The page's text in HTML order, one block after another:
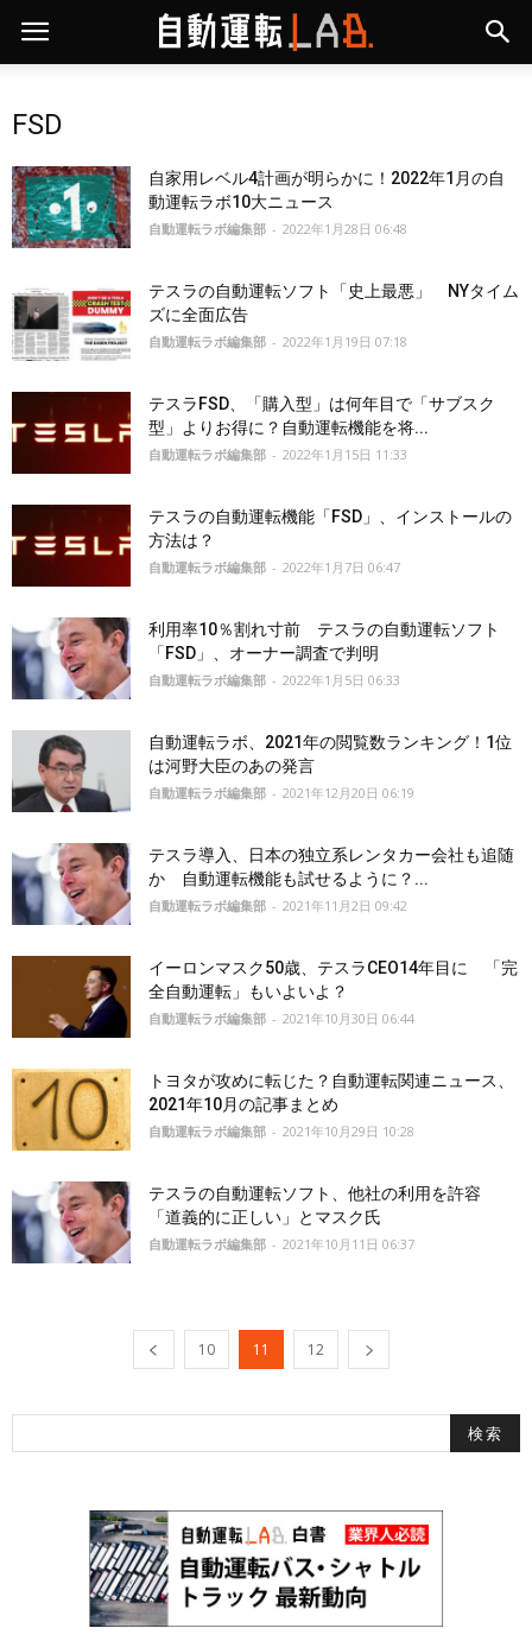
FSD
自家用レベル4計画が明らかに！2022年1月の自
動運転ラボ10大ニュース
自動運転ラボ編集部 - 2022年1月28日 06:48
テスラの自動運転ソフト「史上最悪」 NYタイム
ズに全面広告
自動運転ラボ編集部 - 2022年1月19日 07:18
テスラFSD、「購入型」は何年目で「サブスク
型」よりお得に？自動運転機能を将...
自動運転ラボ編集部 - 2022年1月15日 11:33
テスラの自動運転機能「FSD」、インストールの
方法は？
自動運転ラボ編集部 - 2022年1月7日 06:47
利用率10％割れ寸前 テスラの自動運転ソフト
「FSD」、オーナー調査で判明
自動運転ラボ編集部 - 2022年1月5日 06:33
自動運転ラボ、2021年の閲覧数ランキング！1位
は河野大臣のあの発言
自動運転ラボ編集部 - 2021年12月20日 06:19
テスラ導入、日本の独立系レンタカー会社も追随
か 自動運転機能も試せるように？...
自動運転ラボ編集部 - 2021年11月2日 09:42
イーロンマスク50歳、テスラCEO14年目に 「完
全自動運転」もいよいよ？
自動運転ラボ編集部 - 2021年10月30日 06:44
トヨタが攻めに転じた？自動運転関連ニュース、
2021年10月の記事まとめ
自動運転ラボ編集部 - 2021年10月29日 10:28
テスラの自動運転ソフト、他社の利用を許容
「道義的に正しい」とマスク氏
自動運転ラボ編集部 - 2021年10月11日 06:37
10 11 12